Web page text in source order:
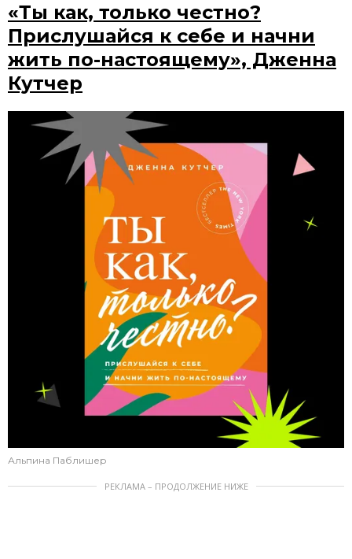
«Ты как, только честно?
Прислушайся к себе и начни
жить по-настоящему», Дженна
Кутчер
Альпина Паблишер
РЕКЛАМА – ПРОДОЛЖЕНИЕ НИЖЕ